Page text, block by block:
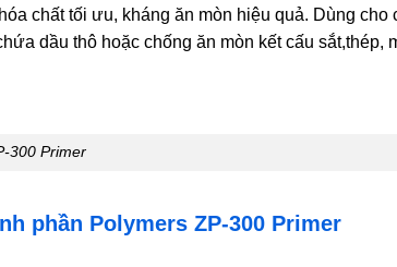
chất tối ưu, kháng ăn mòn hiệu quả. Dùng cho
dầu thô hoặc chống ăn mòn kết cấu sắt,thép,
300 Primer
phần Polymers ZP-300 Primer